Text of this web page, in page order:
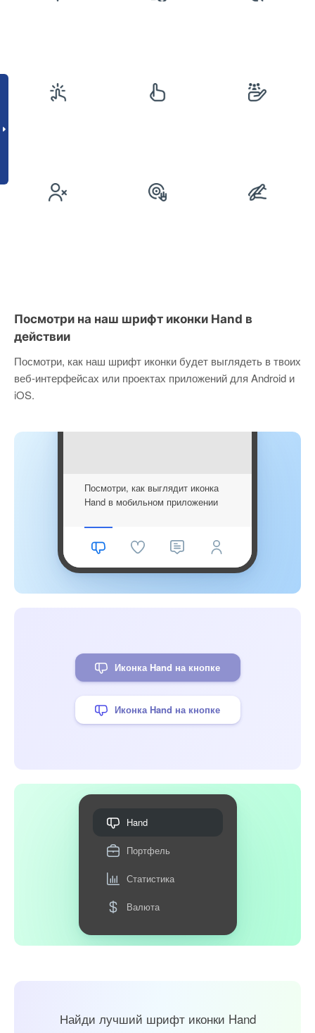
Посмотри на наш шрифт иконки Hand в
действии
Посмотри, как наш шрифт иконки будет выглядеть в твоих
веб-интерфейсах или проектах приложений для Android и
iOS.
Посмотри, как выглядит иконка
Hand в мобильном приложении
Иконка Hand на кнопке
Иконка Hand на кнопке
Hand
Портфель
Статистика
Валюта
Найди лучший шрифт иконки Hand